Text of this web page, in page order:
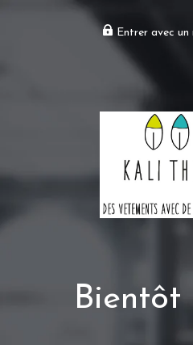
Entrer avec un
Bientôt